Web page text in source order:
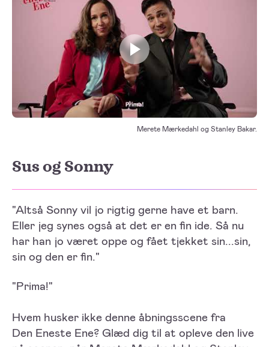
Play video
Merete Mærkedahl og Stanley Bakar.
Sus og Sonny
"Altså Sonny vil jo rigtig gerne have et barn.
Eller jeg synes også at det er en fin ide. Så nu
har han jo været oppe og fået tjekket sin...sin,
sin og den er fin."
"Prima!"
Hvem husker ikke denne åbningsscene fra
Den Eneste Ene? Glæd dig til at opleve den live